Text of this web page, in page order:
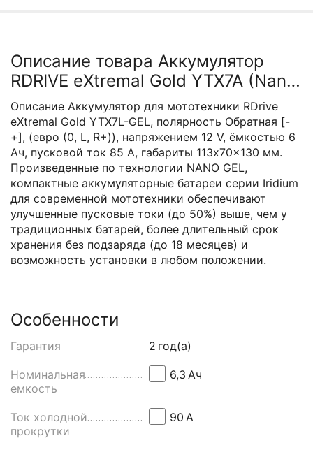
Описание товара Аккумулятор
RDRIVE eXtremal Gold YTX7A (Nano
GEL)
Описание Аккумулятор для мототехники RDrive
eXtremal Gold YTX7L-GEL, полярность Обратная [-
+], (евро (0, L, R+)), напряжением 12 V, ёмкостью 6
Ач, пусковой ток 85 А, габариты 113x70x130 мм.
Произведенные по технологии NANO GEL,
компактные аккумуляторные батареи серии Iridium
для современной мототехники обеспечивают
улучшенные пусковые токи (до 50%) выше, чем у
традиционных батарей, более длительный срок
хранения без подзаряда (до 18 месяцев) и
возможность установки в любом положении.
Особенности
Гарантия 2 год(а)
Номинальная
емкость
6,3 Aч
Ток холодной
прокрутки
90 А